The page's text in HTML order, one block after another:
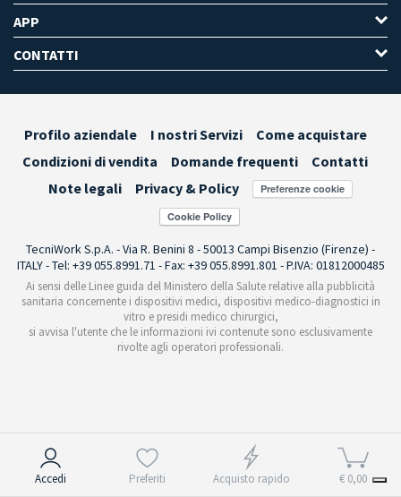
Accedi Preferiti Acquisto rapido € 0,00
APP
CONTATTI
Profilo aziendale I nostri Servizi
Come acquistare
Condizioni di vendita
Domande frequenti
Contatti
Note legali
Privacy & Policy Preferenze cookie
TecniWork S.p.A. - Via R. Benini 8 - 50013 Campi Bisenzio (Firenze) -
ITALY - Tel: +39 055.8991.71 - Fax: +39 055.8991.801 - P.IVA: 01812000485
Ai sensi delle Linee guida del Ministero della Salute relative alla pubblicità
sanitaria concernente i dispositivi medici, dispositivi medico-diagnostici in
vitro e presidi medico chirurgici,
si avvisa l'utente che le informazioni ivi contenute sono esclusivamente
rivolte agli operatori professionali.
Informativa sulla raccolta